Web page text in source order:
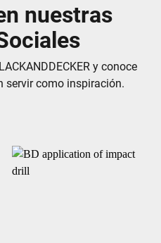
nuestras
y conoce
servir como inspiración.